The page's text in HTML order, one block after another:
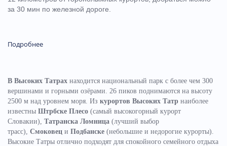
за 30 мин по железной дороге.
Подробнее
В Высоких Татрах находится национальный парк с более чем 300
вершинами и горными озёрами. 26 пиков поднимаются на высоту
2500 м над уровнем моря. Из курортов Высоких Татр наиболее
известны Штрбске Плесо (самый высокогорный курорт
Словакии), Татранска Ломница (лучший выбор
трасс), Смоковец и Подбанске (небольшие и недорогие курорты).
Высокие Татры отлично подходят для спокойного семейного отдыха